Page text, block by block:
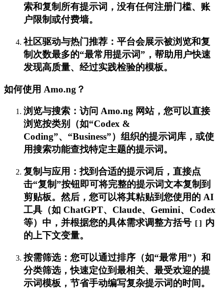
索和复制所有提示词，没有任何注册门槛、账
户限制或付费墙。
社区驱动与热门推荐：平台会展示被浏览和复
制次数最多的“最常用提示词”，帮助用户快速
发现高质量、经过实践检验的模板。
如何使用 Amo.ng？
浏览与搜索：访问 Amo.ng 网站，您可以直接
浏览按类别（如“Codex &
Coding”、“Business”）组织的提示词库，或使
用搜索功能查找特定主题的提示词。
复制与应用：找到合适的提示词后，直接点
击“复制”按钮即可将完整的提示词文本复制到
剪贴板。然后，您可以将其粘贴到您使用的 AI
工具（如 ChatGPT、Claude、Gemini、Codex
等）中，并根据您的具体需求调整方括号 [] 内
的上下文变量。
按需筛选：您可以通过排序（如“最常用”）和
分类筛选，快速定位到最相关、最受欢迎的提
示词模板，节省手动编写复杂提示词的时间。